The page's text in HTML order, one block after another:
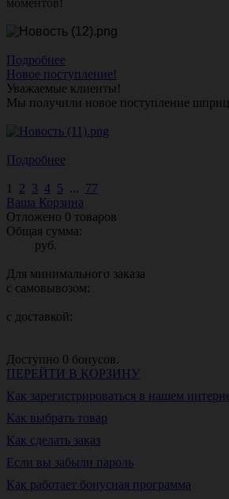
моментов!
Подробнее
Новое поступление!
Уважаемые клиенты!
Мы получили новое поступление
Подробнее
1 2 3 4 5 ... 77
Ваша Корзина
Отложено 0 товаров
Общая сумма:
руб.
Для минимального заказа
с самовывозом:
с доставкой:
Доступно 0 бонусов.
ПЕРЕЙТИ В КОРЗИНУ
Как зарегистрироваться в нашем
Как выбрать товар
Как сделать заказ
Если вы забыли пароль
Как работает бонусная программа